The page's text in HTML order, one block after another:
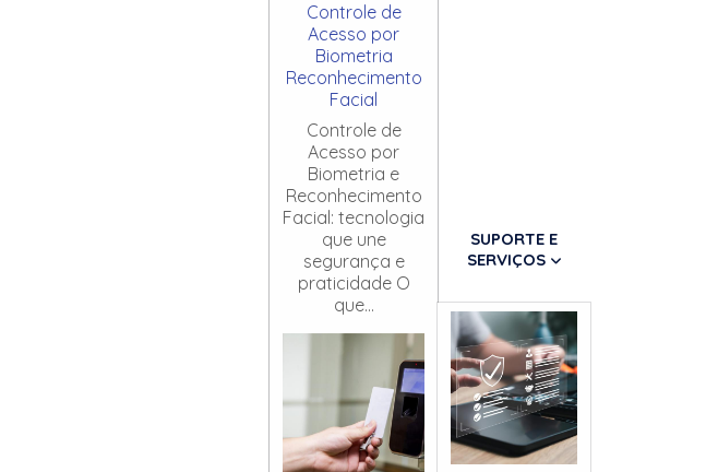
Controle de
Acesso por
Biometria
Reconhecimento
Facial
Controle de
Acesso por
Biometria e
Reconhecimento
Facial: tecnologia
que une
segurança e
praticidade O
que...
SUPORTE E
SERVIÇOS